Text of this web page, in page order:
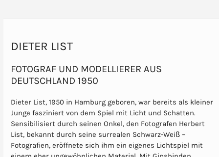
DIETER LIST
FOTOGRAF UND MODELLIERER AUS
DEUTSCHLAND 1950
Dieter List, 1950 in Hamburg geboren, war bereits als kleiner
Junge fasziniert von dem Spiel mit Licht und Schatten.
Sensibilisiert durch seinen Onkel, den Fotografen Herbert
List, bekannt durch seine surrealen Schwarz-Weiß –
Fotografien, eröffnete sich ihm ein eigenes Lichtspiel mit